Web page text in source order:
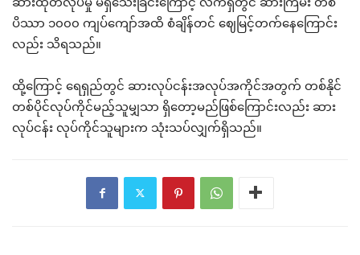
ပိဿာ ၁၀၀၀ ကျပ်ကျော်အထိ စံချိန်တင် ဈေမြင့်တက်နေကြောင်း
လည်း သိရသည်။
ထို့ကြောင့် ရေရှည်တွင် ဆားလုပ်ငန်းအလုပ်အကိုင်အတွက် တစ်နိုင်
တစ်ပိုင်လုပ်ကိုင်မည့်သူမျှသာ ရှိတော့မည်ဖြစ်ကြောင်းလည်း ဆား
လုပ်ငန်း လုပ်ကိုင်သူများက သုံးသပ်လျှက်ရှိသည်။